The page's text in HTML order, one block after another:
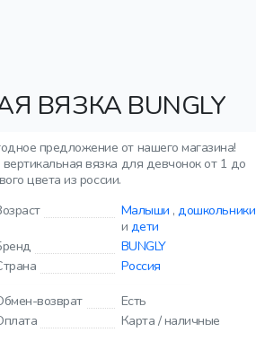
ВЯЗКА BUNGLY
предложение от нашего магазина!
вязка для девчонок от 1 до
цвета из россии.
Малыши ,дошкольники
и дети
BUNGLY
Россия
возврат
Есть
Карта / наличные